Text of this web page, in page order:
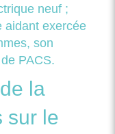
neuf ;
aidant exercée
son
PACS.
la
sur le